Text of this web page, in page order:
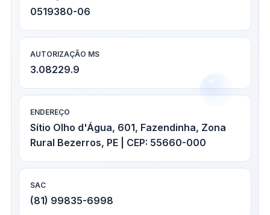
0519380-06
AUTORIZAÇÃO MS
3.08229.9
ENDEREÇO
Sítio Olho d'Água, 601, Fazendinha, Zona
Rural Bezerros, PE | CEP: 55660-000
SAC
(81) 99835-6998